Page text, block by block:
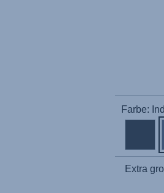
Farbe:
Extra